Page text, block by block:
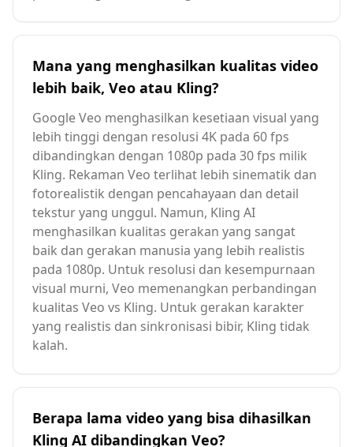
Mana yang menghasilkan kualitas video
lebih baik, Veo atau Kling?
Google Veo menghasilkan kesetiaan visual yang
lebih tinggi dengan resolusi 4K pada 60 fps
dibandingkan dengan 1080p pada 30 fps milik
Kling. Rekaman Veo terlihat lebih sinematik dan
fotorealistik dengan pencahayaan dan detail
tekstur yang unggul. Namun, Kling AI
menghasilkan kualitas gerakan yang sangat
baik dan gerakan manusia yang lebih realistis
pada 1080p. Untuk resolusi dan kesempurnaan
visual murni, Veo memenangkan perbandingan
kualitas Veo vs Kling. Untuk gerakan karakter
yang realistis dan sinkronisasi bibir, Kling tidak
kalah.
Berapa lama video yang bisa dihasilkan
Kling AI dibandingkan Veo?